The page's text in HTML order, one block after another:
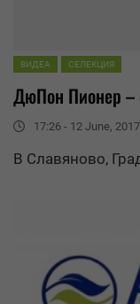
ВИДЕА СЕЛЕКЦИЯ
ДюПон Пионер –
17:26 - 12 June, 2017
В Славяново,